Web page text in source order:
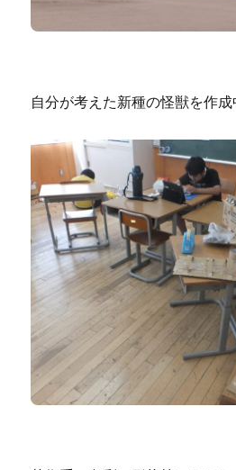
自分が考えた新種の怪獣を作成